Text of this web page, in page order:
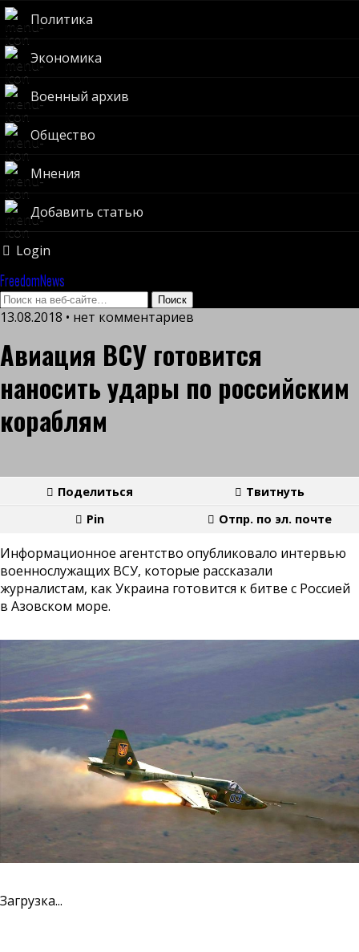
Политика
Экономика
Военный архив
Общество
Мнения
Добавить статью
Login
FreedomNews
13.08.2018 • нет комментариев
Авиация ВСУ готовится
наносить удары по российским
кораблям
Поделиться
Твитнуть
Pin
Отпр. по эл. почте
Информационное агентство опубликовало интервью
военнослужащих ВСУ, которые рассказали
журналистам, как Украина готовится к битве с Россией
в Азовском море.
Загрузка...